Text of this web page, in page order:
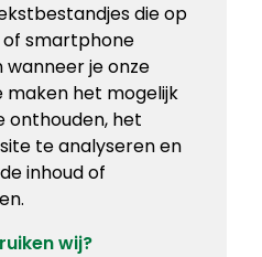
die op
smartphone
je onze
maken het mogelijk
onthouden, het
te analyseren en
inhoud of
wij?